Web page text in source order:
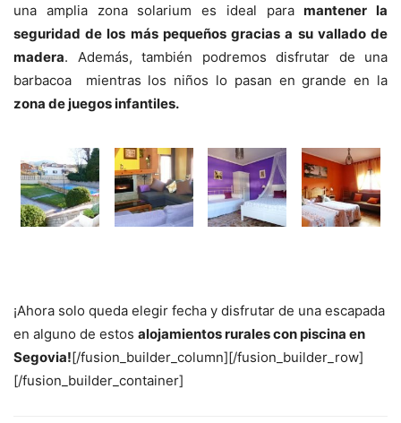
una amplia zona solarium es ideal paramantener la
seguridad de los más pequeños gracias a su vallado de
madera. Además, también podremos disfrutar de una
barbacoa mientras los niños lo pasan en grande en la
zona de juegos infantiles.
¡Ahora solo queda elegir fecha y disfrutar de una escapada
en alguno de estos alojamientos rurales con piscina en
Segovia![/fusion_builder_column][/fusion_builder_row]
[/fusion_builder_container]